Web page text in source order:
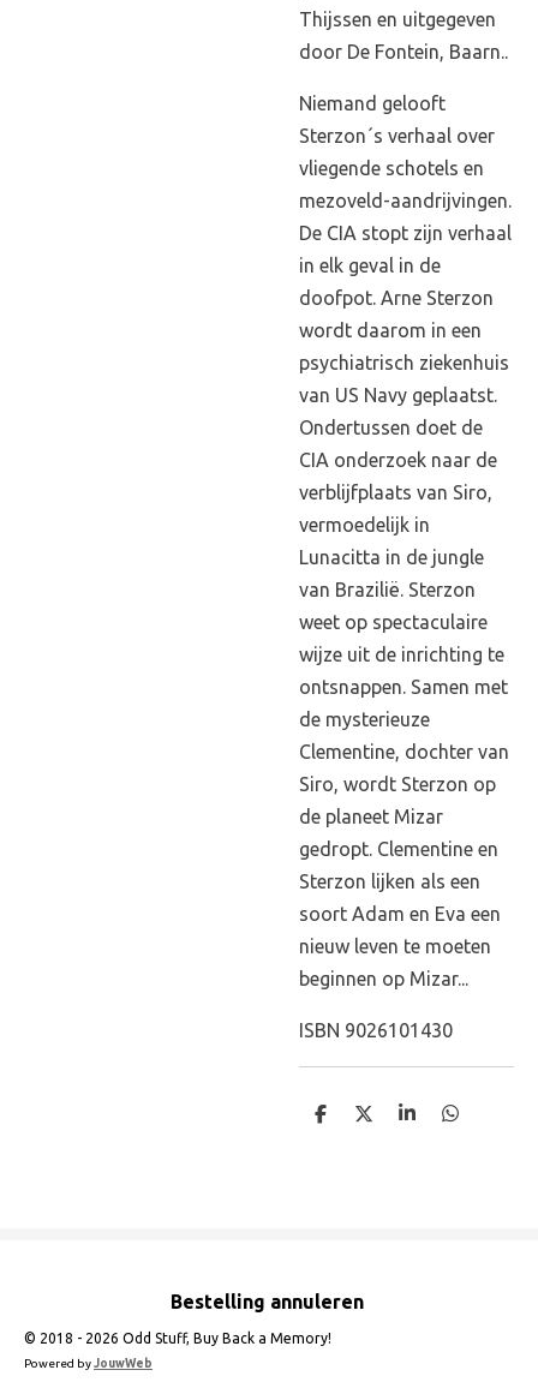
Thijssen en uitgegeven
door De Fontein, Baarn..
Niemand gelooft
Sterzon´s verhaal over
vliegende schotels en
mezoveld-aandrijvingen.
De CIA stopt zijn verhaal
in elk geval in de
doofpot. Arne Sterzon
wordt daarom in een
psychiatrisch ziekenhuis
van US Navy geplaatst.
Ondertussen doet de
CIA onderzoek naar de
verblijfplaats van Siro,
vermoedelijk in
Lunacitta in de jungle
van Brazilië. Sterzon
weet op spectaculaire
wijze uit de inrichting te
ontsnappen. Samen met
de mysterieuze
Clementine, dochter van
Siro, wordt Sterzon op
de planeet Mizar
gedropt. Clementine en
Sterzon lijken als een
soort Adam en Eva een
nieuw leven te moeten
beginnen op Mizar...
ISBN 9026101430
D
D
S
D
Bestelling annuleren
© 2018 - 2026 Odd Stuff, Buy Back a Memory!
Powered byJouwWeb